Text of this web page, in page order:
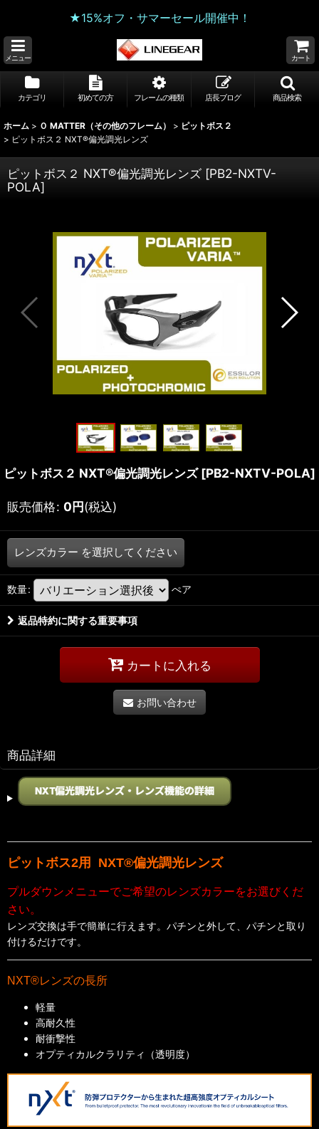
★15%オフ・サマーセール開催中！
メニュー カート
カテゴリ 初めての方 フレームの種類 店長ブログ 商品検索
ホーム > Ｏ MATTER（その他のフレーム） > ピットボス２
> ピットボス２ NXT®偏光調光レンズ
ピットボス２ NXT®偏光調光レンズ [PB2-NXTV-
POLA]
ピットボス２ NXT®偏光調光レンズ [PB2-NXTV-POLA]
販売価格: 0円(税込)
レンズカラー を選択してください
数量: ぺア
返品特約に関する重要事項
カートに入れる
お問い合わせ
商品詳細
ピットボス2用 NXT®偏光調光レンズ
プルダウンメニューでご希望のレンズカラーをお選びくだ
さい。
レンズ交換は手で簡単に行えます。パチンと外して、パチンと取り
付けるだけです。
NXT®レンズの長所
軽量
高耐久性
耐衝撃性
オプティカルクラリティ（透明度）